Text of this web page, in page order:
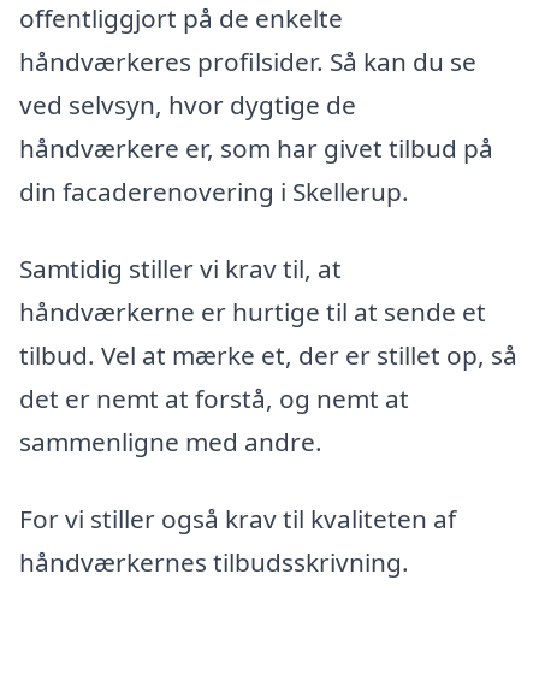
offentliggjort på de enkelte
håndværkeres profilsider. Så kan du se
ved selvsyn, hvor dygtige de
håndværkere er, som har givet tilbud på
din facaderenovering i Skellerup.
Samtidig stiller vi krav til, at
håndværkerne er hurtige til at sende et
tilbud. Vel at mærke et, der er stillet op, så
det er nemt at forstå, og nemt at
sammenligne med andre.
For vi stiller også krav til kvaliteten af
håndværkernes tilbudsskrivning.